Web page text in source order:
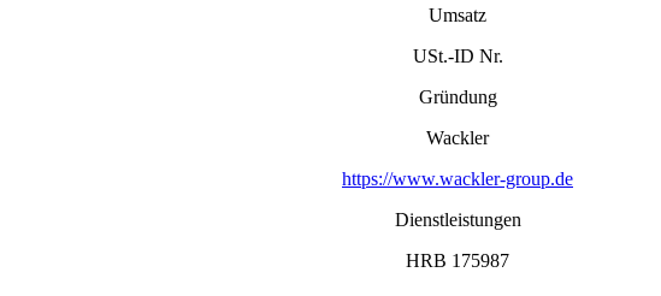
Umsatz
USt.-ID Nr.
Gründung
Wackler
https://www.wackler-group.de
Dienstleistungen
HRB 175987